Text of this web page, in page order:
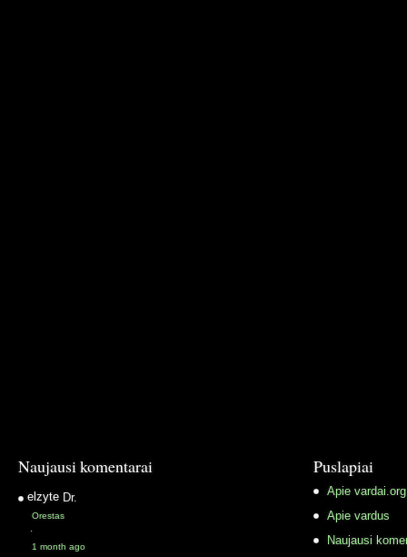
Naujausi komentarai
elzyte Dr.
Orestas
·
1 month ago
Puslapiai
Apie vardai.org
Apie vardus
Naujausi